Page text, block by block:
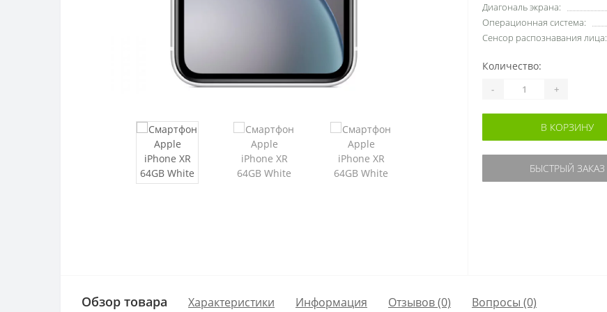
Диагональ экрана:
Операционная система:
Сенсор распознавания лица:
Количество:
- +
В КОРЗИНУ
БЫСТРЫЙ ЗАКАЗ
Обзор товара Характеристики Информация Отзывов (0) Вопросы (0)